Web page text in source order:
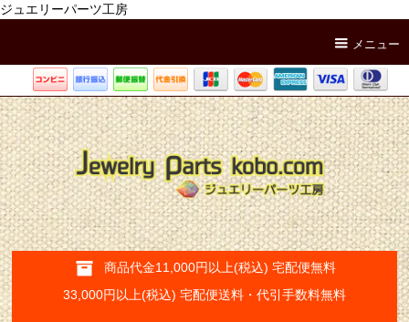
ジュエリーパーツ工房
メニュー
商品代金11,000円以上(税込) 宅配便無料
33,000円以上(税込) 宅配便送料・代引手数料無料